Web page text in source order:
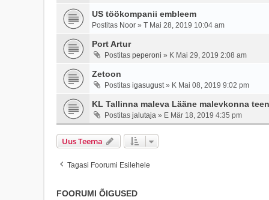
US töökompanii embleem
Postitas Noor » T Mai 28, 2019 10:04 am
Port Artur
Postitas peperoni » K Mai 29, 2019 2:08 am
Zetoon
Postitas igasugust» K Mai 08, 2019 9:02 pm
KL Tallinna maleva Lääne malevkonna
Postitas jalutaja » E Mär 18, 2019 4:35 pm
Uus Teema
Tagasi Foorumi Esilehele
FOORUMI ÕIGUSED